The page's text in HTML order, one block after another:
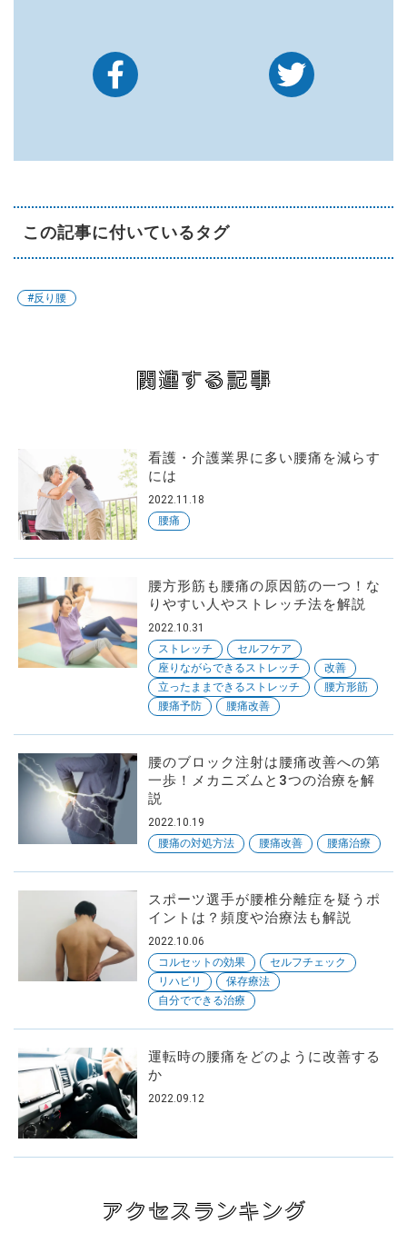
この記事に付いているタグ
#反り腰
関連する記事
看護・介護業界に多い腰痛を減らす
には
2022.11.18
腰痛
腰方形筋も腰痛の原因筋の一つ！な
りやすい人やストレッチ法を解説
2022.10.31
ストレッチ
セルフケア
座りながらできるストレッチ
改善
立ったままできるストレッチ
腰方形筋
腰痛予防
腰痛改善
腰のブロック注射は腰痛改善への第
一歩！メカニズムと3つの治療を解
説
2022.10.19
腰痛の対処方法
腰痛改善 腰痛治療
スポーツ選手が腰椎分離症を疑うポ
イントは？頻度や治療法も解説
2022.10.06
コルセットの効果
セルフチェック
リハビリ
保存療法
自分でできる治療
運転時の腰痛をどのように改善する
か
2022.09.12
アクセスランキング